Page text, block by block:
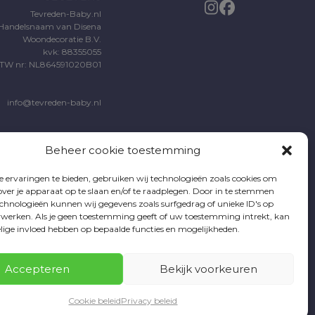
Beheer cookie toestemming
ervaringen te bieden, gebruiken wij technologieën zoals cookies om
je apparaat op te slaan en/of te raadplegen. Door in te stemmen
kunnen wij gegevens zoals surfgedrag of unieke ID's op
Als je geen toestemming geeft of uw toestemming intrekt, kan
invloed hebben op bepaalde functies en mogelijkheden.
Accepteren Bekijk voorkeuren
Cookie beleidPrivacy beleid
Tevreden-Baby.nl
van Disena
Woondecoratie B.V.
kvk: 88355055
nr: NL864591020B01
info@tevreden-baby.nl